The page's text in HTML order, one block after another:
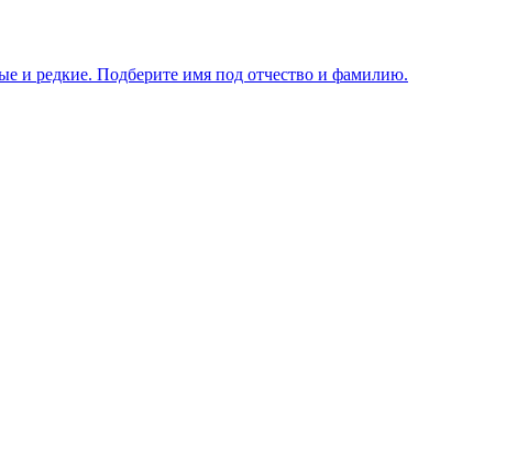
и редкие. Подберите имя под отчество и фамилию.